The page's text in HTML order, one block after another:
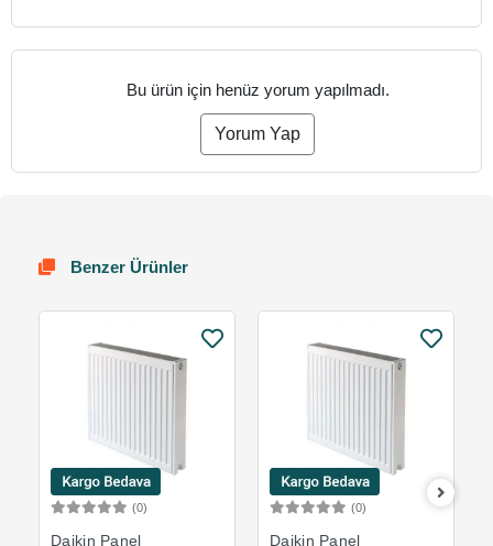
Bu ürün için henüz yorum yapılmadı.
Yorum Yap
Benzer Ürünler
(0)
Daikin Panel
(0)
Daikin Panel